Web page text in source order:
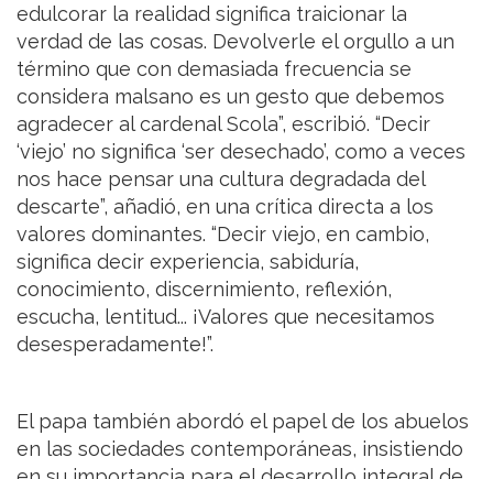
edulcorar la realidad significa traicionar la
verdad de las cosas. Devolverle el orgullo a un
término que con demasiada frecuencia se
considera malsano es un gesto que debemos
agradecer al cardenal Scola”, escribió. “Decir
‘viejo’ no significa ‘ser desechado’, como a veces
nos hace pensar una cultura degradada del
descarte”, añadió, en una crítica directa a los
valores dominantes. “Decir viejo, en cambio,
significa decir experiencia, sabiduría,
conocimiento, discernimiento, reflexión,
escucha, lentitud... ¡Valores que necesitamos
desesperadamente!”.
El papa también abordó el papel de los abuelos
en las sociedades contemporáneas, insistiendo